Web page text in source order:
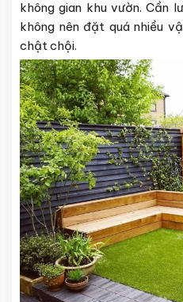
không gian khu vườn. Cần
không nên đặt quá nhiều
chật chội.